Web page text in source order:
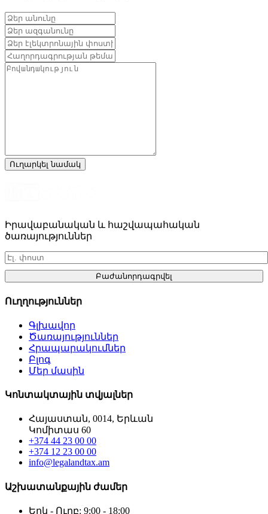
Իրավաբանական և հաշվապահական
ծառայություններ
Բաժանորդագրվել
Ուղղություններ
Գլխավոր
Ծառայություններ
Հրապարակումներ
Բլոգ
Մեր մասին
Կոնտակտային տվյալներ
Հայաստան, 0014, Երևան
Կոմիտաս 60
+374 44 23 00 00
+374 12 23 00 00
info@legalandtax.am
Աշխատանքային ժամեր
Երկ - Ուրբ: 9:00 - 18:00